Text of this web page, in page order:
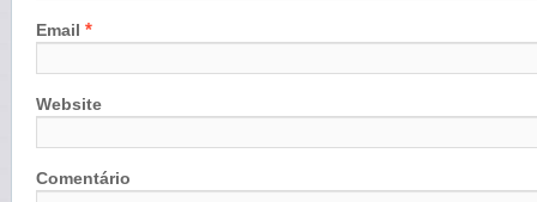
Email *
Website
Comentário